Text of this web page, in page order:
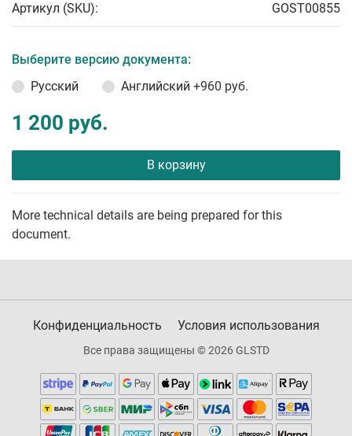
Артикул (SKU): GOST00855
Выберите версию документа:
Русский
Английский +960 руб.
1 200 руб.
В корзину
More technical details are being prepared for this
document.
Конфиденциальность Условия использования
Все права защищены © 2026 GLSTD